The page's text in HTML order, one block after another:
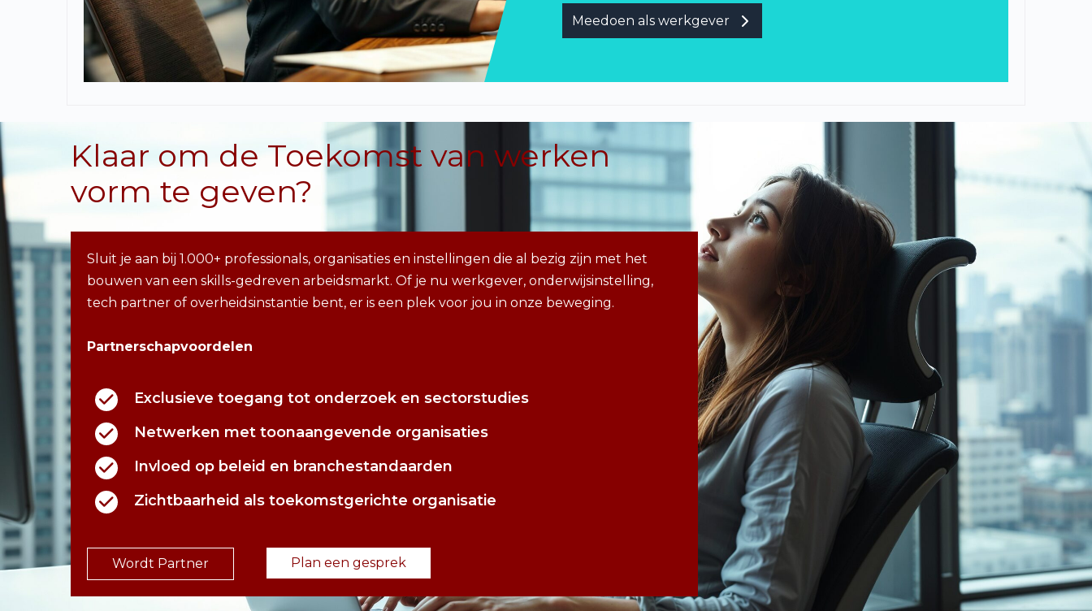
Meedoen als werkgever
Klaar om de Toekomst van werken
vorm te geven?
Sluit je aan bij 1.000+ professionals, organisaties en instellingen die al bezig zijn met het
bouwen van een skills-gedreven arbeidsmarkt. Of je nu werkgever, onderwijsinstelling,
tech partner of overheidsinstantie bent, er is een plek voor jou in onze beweging.
Partnerschapvoordelen
Exclusieve toegang tot onderzoek en sectorstudies
Netwerken met toonaangevende organisaties
Invloed op beleid en branchestandaarden
Zichtbaarheid als toekomstgerichte organisatie
Wordt Partner Plan een gesprek